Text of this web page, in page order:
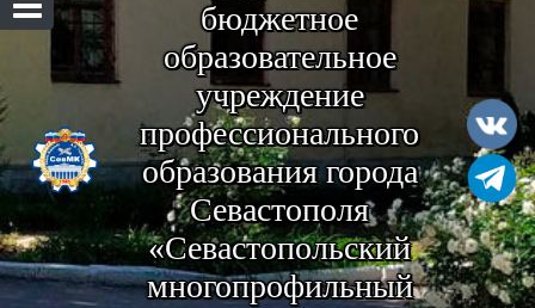
бюджетное
образовательное
учреждение
профессионального
образования города
Севастополя
«Севастопольский
многопрофильный